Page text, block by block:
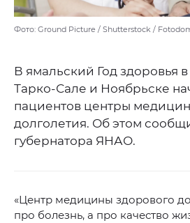
Фото: Ground Picture / Shutterstock /
В ямальский Год здоровья
Тарко-Сале и Ноябрьске
пациентов центры
долголетия. Об этом
губернатора ЯНАО.
«Центр медицины здорового
про болезнь, а про качество